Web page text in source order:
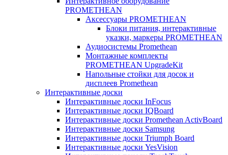
PROMETHEAN
Аксессуары PROMETHEAN
Блоки питания, интерактивные
указки, маркеры PROMETHEAN
Аудиосистемы Promethean
Монтажные комплекты
PROMETHEAN UpgradeKit
Напольные стойки для досок и
дисплеев Promethean
Интерактивные доски
Интерактивные доски InFocus
Интерактивные доски IQBoard
Интерактивные доски Promethean ActivBoard
Интерактивные доски Samsung
Интерактивные доски Triumph Board
Интерактивные доски YesVision